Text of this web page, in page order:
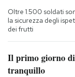
Oltre 1.500 soldati
la sicurezza degli
dei frutti
Il primo giorno
tranquillo